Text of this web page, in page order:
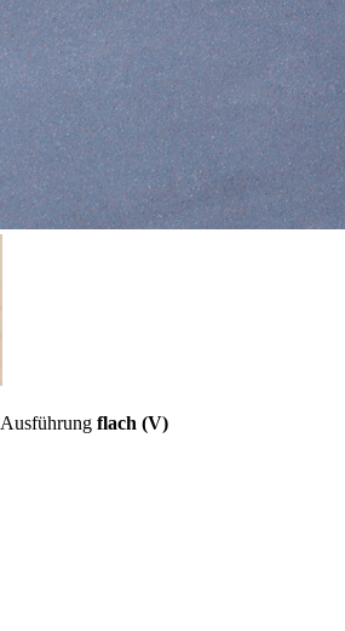
Ausführung flach (V)